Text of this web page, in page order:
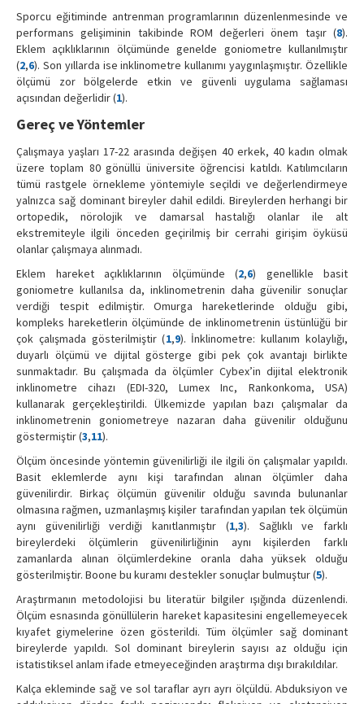
Sporcu eğitiminde antrenman programlarının düzenlenmesinde ve
performans gelişiminin takibinde ROM değerleri önem taşır (8).
Eklem açıklıklarının ölçümünde genelde goniometre kullanılmıştır
(2,6). Son yıllarda ise inklinometre kullanımı yaygınlaşmıştır. Özellikle
ölçümü zor bölgelerde etkin ve güvenli uygulama sağlaması
açısından değerlidir (1).
Gereç ve Yöntemler
Çalışmaya yaşları 17-22 arasında değişen 40 erkek, 40 kadın olmak
üzere toplam 80 gönüllü üniversite öğrencisi katıldı. Katılımcıların
tümü rastgele örnekleme yöntemiyle seçildi ve değerlendirmeye
yalnızca sağ dominant bireyler dahil edildi. Bireylerden herhangi bir
ortopedik, nörolojik ve damarsal hastalığı olanlar ile alt
ekstremiteyle ilgili önceden geçirilmiş bir cerrahi girişim öyküsü
olanlar çalışmaya alınmadı.
Eklem hareket açıklıklarının ölçümünde (2,6) genellikle basit
goniometre kullanılsa da, inklinometrenin daha güvenilir sonuçlar
verdiği tespit edilmiştir. Omurga hareketlerinde olduğu gibi,
kompleks hareketlerin ölçümünde de inklinometrenin üstünlüğü bir
çok çalışmada gösterilmiştir (1,9). İnklinometre: kullanım kolaylığı,
duyarlı ölçümü ve dijital gösterge gibi pek çok avantajı birlikte
sunmaktadır. Bu çalışmada da ölçümler Cybex’in dijital elektronik
inklinometre cihazı (EDI-320, Lumex Inc, Rankonkoma, USA)
kullanarak gerçekleştirildi. Ülkemizde yapılan bazı çalışmalar da
inklinometrenin goniometreye nazaran daha güvenilir olduğunu
göstermiştir (3,11).
Ölçüm öncesinde yöntemin güvenilirliği ile ilgili ön çalışmalar yapıldı.
Basit eklemlerde aynı kişi tarafından alınan ölçümler daha
güvenilirdir. Birkaç ölçümün güvenilir olduğu savında bulunanlar
olmasına rağmen, uzmanlaşmış kişiler tarafından yapılan tek ölçümün
aynı güvenilirliği verdiği kanıtlanmıştır (1,3). Sağlıklı ve farklı
bireylerdeki ölçümlerin güvenilirliğinin aynı kişilerden farklı
zamanlarda alınan ölçümlerdekine oranla daha yüksek olduğu
gösterilmiştir. Boone bu kuramı destekler sonuçlar bulmuştur (5).
Araştırmanın metodolojisi bu literatür bilgiler ışığında düzenlendi.
Ölçüm esnasında gönüllülerin hareket kapasitesini engellemeyecek
kıyafet giymelerine özen gösterildi. Tüm ölçümler sağ dominant
bireylerde yapıldı. Sol dominant bireylerin sayısı az olduğu için
istatistiksel anlam ifade etmeyeceğinden araştırma dışı bırakıldılar.
Kalça ekleminde sağ ve sol taraflar ayrı ayrı ölçüldü. Abduksiyon ve